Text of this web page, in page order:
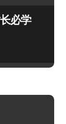
必学